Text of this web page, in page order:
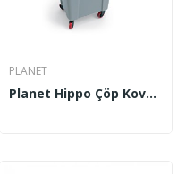
PLANET
Planet Hippo Çöp Kovası Gri 50 Lt